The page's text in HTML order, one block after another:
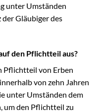
unter Umständen
Gläubiger des
den Pflichtteil aus?
Pflichtteil von Erben
von zehn Jahren
unter Umständen dem
um den Pflichtteil zu